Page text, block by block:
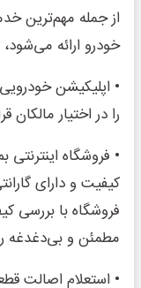
از جمله مهم‌ترین
خودرو ارائه می‌شود،
• اپلیکیشن
را در اختیار مالکان
• فروشگاه
کیفیت و دارای
فروشگاه با بررسی
مطمئن و بی‌دغدغه
• استعلام اصالت